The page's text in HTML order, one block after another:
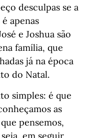
desculpas se a
apenas
e Joshua são
família, que
já na época
do Natal.
simples: é que
as
pensemos,